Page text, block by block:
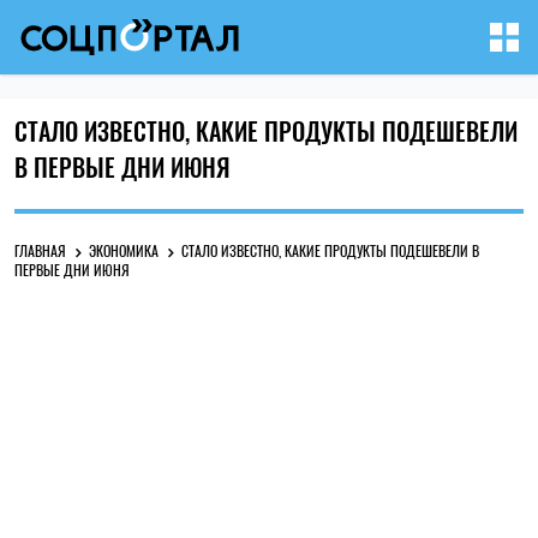
СТАЛО ИЗВЕСТНО, КАКИЕ ПРОДУКТЫ ПОДЕШЕВЕЛИ
В ПЕРВЫЕ ДНИ ИЮНЯ
ГЛАВНАЯ ЭКОНОМИКА
СТАЛО ИЗВЕСТНО, КАКИЕ ПРОДУКТЫ ПОДЕШЕВЕЛИ В
ПЕРВЫЕ ДНИ ИЮНЯ